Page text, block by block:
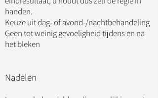
handen.
Keuze uit dag- of avond-/nachtbehandeling
Geen tot weinig gevoeligheid tijdens en na
het bleken
Nadelen